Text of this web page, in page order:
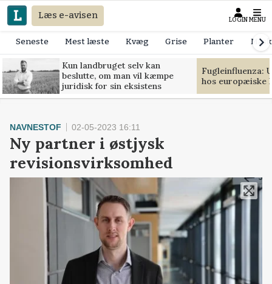
Læs e-avisen LOGIN MENU
Seneste Mest læste Kvæg Grise Planter
Kun landbruget selv kan
beslutte, om man vil kæmpe
juridisk for sin eksistens
Fugleinfluenza:
hos europæiske
NAVNESTOF 02-05-2023 16:11
Ny partner i østjysk
revisionsvirksomhed